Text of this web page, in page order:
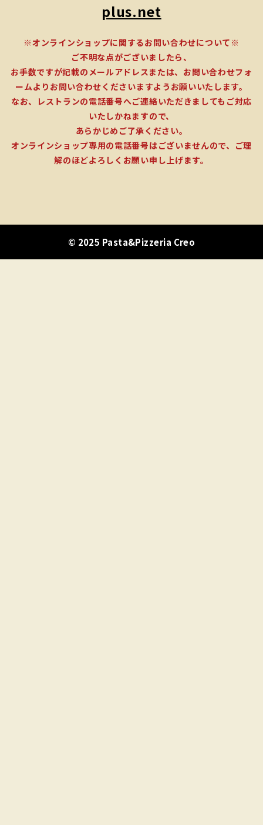
plus.net
※オンラインショップに関するお問い合わせについて※
ご不明な点がございましたら、
お手数ですが記載のメールアドレスまたは、お問い合わせフォ
ームよりお問い合わせくださいますようお願いいたします。
なお、レストランの電話番号へご連絡いただきましてもご対応
いたしかねますので、
あらかじめご了承ください。
オンラインショップ専用の電話番号はございませんので、ご理
解のほどよろしくお願い申し上げます。
© 2025 Pasta&Pizzeria Creo